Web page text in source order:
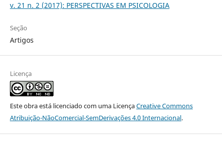
v. 21 n. 2 (2017): PERSPECTIVAS EM PSICOLOGIA
Seção
Artigos
Licença
Este obra está licenciado com uma LicençaCreative Commons
Atribuição-NãoComercial-SemDerivações 4.0 Internacional.